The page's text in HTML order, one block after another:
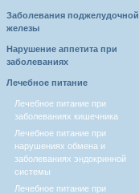
Заболевания поджелудочной
железы
Нарушение аппетита при
заболеваниях
Лечебное питание
Лечебное питание при
заболеваниях кишечника
Лечебное питание при
нарушениях обмена и
заболеваниях эндокринной
системы
Лечебное питание при